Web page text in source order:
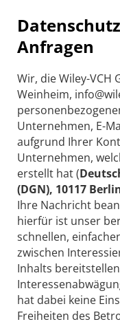
Anfragen
Wir, die Wiley-VCH
Weinheim,
Unternehmen, E-
aufgrund Ihrer
Unternehmen,
erstellt hat (
(DGN), 10117
Ihre Nachricht
hierfür ist unser
schnellen,
zwischen
Inhalts
hat dabei keine
Freiheiten des